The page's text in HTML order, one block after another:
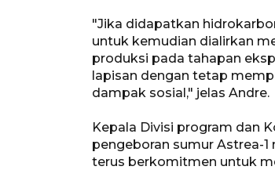
"Jika didapatkan
untuk kemudian dialirkan
produksi pada tahapan
lapisan dengan tetap
dampak sosial," jelas Andre.
Kepala Divisi program dan
pengeboran sumur Astrea-
terus berkomitmen untuk